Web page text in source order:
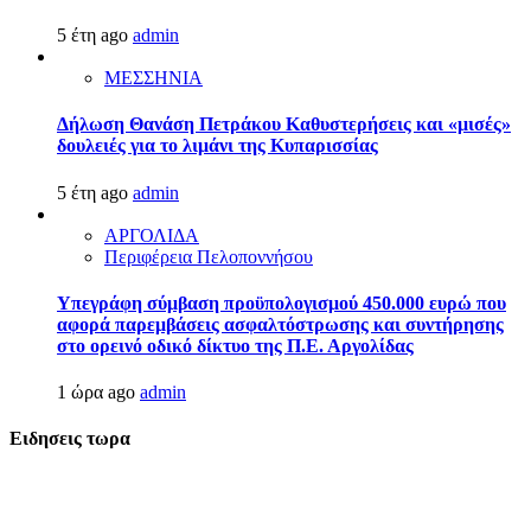
5 έτη ago admin
ΜΕΣΣΗΝΙΑ
Δήλωση Θανάση Πετράκου Καθυστερήσεις και «μισές»
δουλειές για το λιμάνι της Κυπαρισσίας
5 έτη ago admin
ΑΡΓΟΛΙΔΑ
Περιφέρεια Πελοποννήσου
Υπεγράφη σύμβαση προϋπολογισμού 450.000 ευρώ που
αφορά παρεμβάσεις ασφαλτόστρωσης και συντήρησης
στο ορεινό οδικό δίκτυο της Π.Ε. Αργολίδας
1 ώρα ago admin
Ειδησεις τωρα